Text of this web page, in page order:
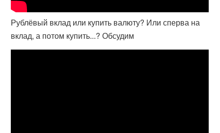
Рублёвый вклад или купить валюту? Или сперва на
вклад, а потом купить...? Обсудим